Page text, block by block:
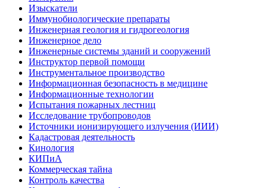
Изыскатели
Иммунобиологические препараты
Инженерная геология и гидрогеология
Инженерное дело
Инженерные системы зданий и сооружений
Инструктор первой помощи
Инструментальное производство
Информационная безопасность в медицине
Информационные технологии
Испытания пожарных лестниц
Исследование трубопроводов
Источники ионизирующего излучения (ИИИ)
Кадастровая деятельность
Кинология
КИПиА
Коммерческая тайна
Контроль качества